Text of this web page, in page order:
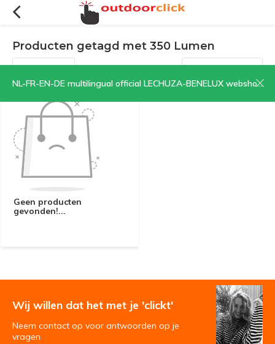
NL-FR-EN-DE multilingual official LECHUZA-BENELUX webshop | CLICK HERE NOW!
Producten getagd met 350 Lumen
Filters Sorteren op:
Geen producten
gevonden!...
Wij willen dat het met je 'clickt'
Neem contact op voor antwoorden op je
vragen